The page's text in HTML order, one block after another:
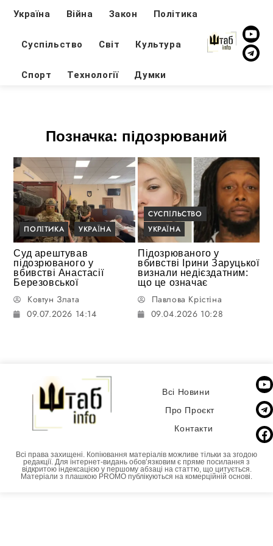
Україна Війна Закон Політика
Суспільство Світ Культура
Спорт Технології Думки
Позначка: підозрюваний
ПОЛІТИКА УКРАЇНА
Суд арештував
підозрюваного у
вбивстві Анастасії
Березовської
Ковтун Злата
09.07.2026 14:14
СУСПІЛЬСТВО
УКРАЇНА
Підозрюваного у
вбивстві Ірини Заруцької
визнали недієздатним:
що це означає
Павлова Крістіна
09.04.2026 10:28
Всі Новини
Про Проєкт
Контакти
Всі права захищені. Копіювання матеріалів можливе тільки за згодою
редакції. Для інтернет-видань обовʼязковим є пряме посилання з
відкритою індексацією у першому абзаці на статтю, що цитується.
Матеріали з плашкою PROMO публікуються на комерційній основі.